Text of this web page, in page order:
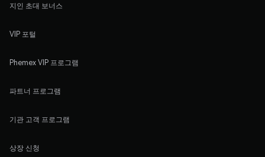
지인 초대 보너스
VIP 포털
Phemex VIP 프로그램
파트너 프로그램
기관 고객 프로그램
상장 신청